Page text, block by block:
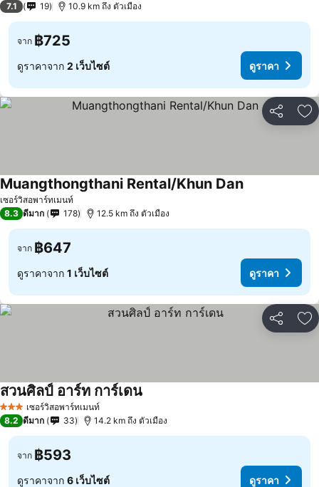
7.1
19 10.9 km ถึง ตัวเมือง
จาก ฿725
ดูราคาจาก 2 เว็บไซต์ ดูราคา
แชร์ เ
เซอร์วิสอพาร์ทเมนท์
Muangthongthani Rental/Khun Danดูราคา
8.3 ดีมาก 178 12.5 km ถึง ตัวเมือง
จาก ฿647
ดูราคาจาก 1 เว็บไซต์ ดูราคา
แชร์ เ
3 ดาว เซอร์วิสอพาร์ทเมนท์
สวนศิลป์ อาร์ท การ์เดนดูราคา
8.2 ดีมาก 33 14.2 km ถึง ตัวเมือง
จาก ฿593
ดูราคาจาก 6 เว็บไซต์ ดูราคา